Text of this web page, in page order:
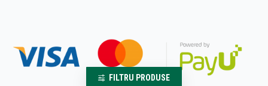
FILTRU PRODUSE